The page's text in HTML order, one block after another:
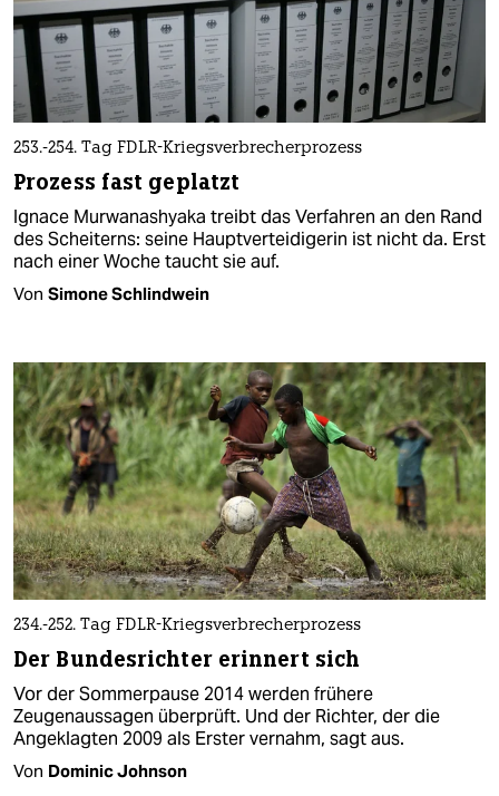
253.-254. Tag FDLR-Kriegsverbrecherprozess
Prozess fast geplatzt
Ignace Murwanashyaka treibt das Verfahren an den Rand
des Scheiterns: seine Hauptverteidigerin ist nicht da. Erst
nach einer Woche taucht sie auf.
Von Simone Schlindwein
234.-252. Tag FDLR-Kriegsverbrecherprozess
Der Bundesrichter erinnert sich
Vor der Sommerpause 2014 werden frühere
Zeugenaussagen überprüft. Und der Richter, der die
Angeklagten 2009 als Erster vernahm, sagt aus.
Von Dominic Johnson